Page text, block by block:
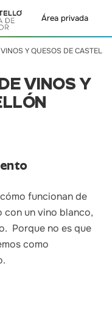
Área privada
Y QUESOS DE
VINOS Y
funcionan de
con un vino blanco,
Porque no es que
como